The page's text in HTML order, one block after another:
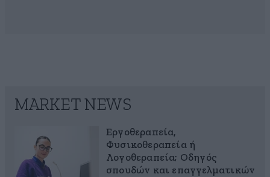
MARKET NEWS
Εργοθεραπεία,
Φυσικοθεραπεία ή
Λογοθεραπεία; Οδηγός
σπουδών και επαγγελματικών